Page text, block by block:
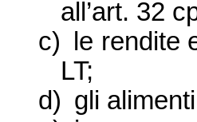
all’art. 32
c)
le rendite
LT;
d) gli